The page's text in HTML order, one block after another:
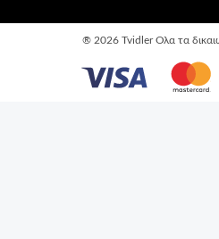
® 2026 Tvidler Ολα τα